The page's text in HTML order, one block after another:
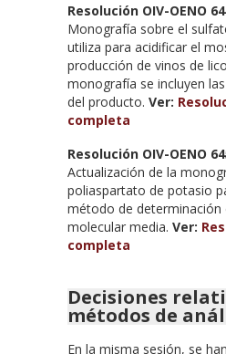
Resolución OIV-OENO
Monografía sobre el
utiliza para acidificar el
producción de vinos de
monografía se incluyen
del producto. Ver:
completa
Resolución OIV-OENO
Actualización de la
poliaspartato de potasio
método de determinación
molecular media. Ver:
completa
Decisiones
métodos de
En la misma sesión, se